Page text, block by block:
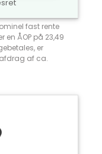
fast rente
ÅOP på 23,49
er
af ca.